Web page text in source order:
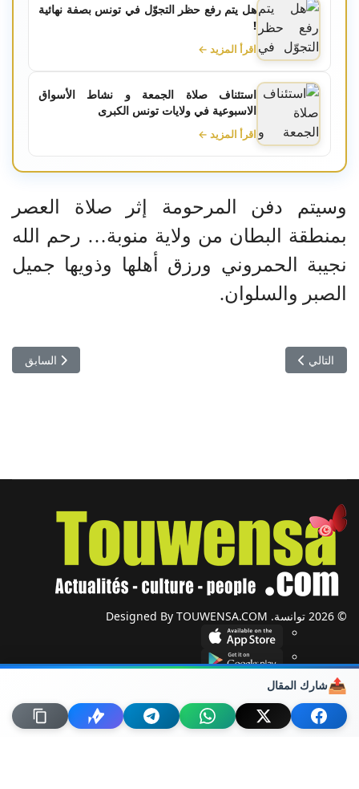
هل يتم رفع حظر التجوّل في تونس بصفة نهائية
!
اقرأ المزيد ←
استئناف صلاة الجمعة و نشاط الأسواق
الاسبوعية في ولايات تونس الكبرى
اقرأ المزيد ←
وسيتم دفن المرحومة إثر صلاة العصر
بمنطقة البطان من ولاية منوبة… رحم الله
نجيبة الحمروني ورزق أهلها وذويها جميل
الصبر والسلوان.
المقال
السابق
المقال التالي: بين مرصد الشباب ومركز التنمية المحلية: أي حضور لمن
التالي
📤شارك المقال
© 2026 توانسة. Designed By TOUWENSA.COM
شؤون دولية أحزاب وجمعيات
حول توانسة